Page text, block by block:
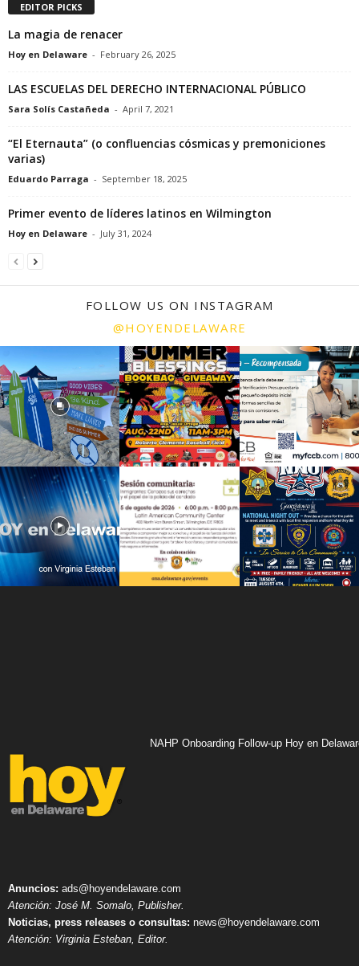
EDITOR PICKS
La magia de renacer
Hoy en Delaware - February 26, 2025
LAS ESCUELAS DEL DERECHO INTERNACIONAL PÚBLICO
Sara Solís Castañeda - April 7, 2021
“El Eternauta” (o confluencias cósmicas y premoniciones
varias)
Eduardo Parraga - September 18, 2025
Primer evento de líderes latinos en Wilmington
Hoy en Delaware - July 31, 2024
FOLLOW US ON INSTAGRAM
@HOYENDELAWARE
NAHP Onboarding Follow-up Hoy en
Anuncios: ads@hoyendelaware.com
Atención: José M. Somalo, Publisher.
Noticias, press releases o consultas: news@hoyendelaware.com
Atención: Virginia Esteban, Editor.